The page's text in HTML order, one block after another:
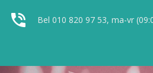
Bel 010 820 97 53, ma-vr